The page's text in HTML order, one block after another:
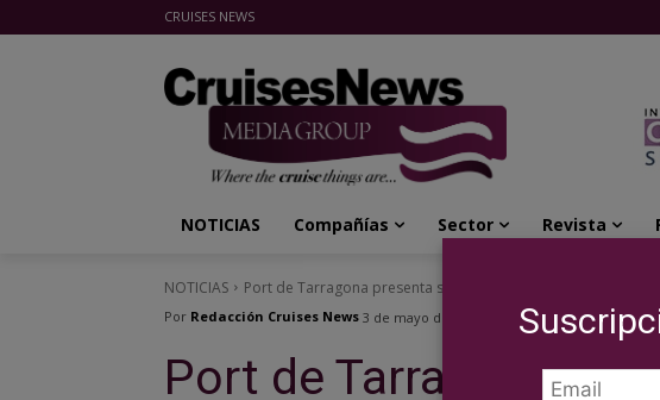
CRUISES NEWS
NOTICIAS Compañías Sector Revista
NOTICIAS Port de Tarragona presenta su nuevo proyecto de cruceros
Por Redacción Cruises News 3 de mayo de 2022
Port de Tarragona